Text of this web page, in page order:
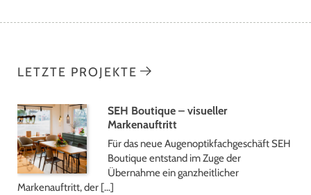
LETZTE PROJEKTE
SEH Boutique – visueller
Markenauftritt
Für das neue Augenoptikfachgeschäft SEH
Boutique entstand im Zuge der
Übernahme ein ganzheitlicher
Markenauftritt, der […]